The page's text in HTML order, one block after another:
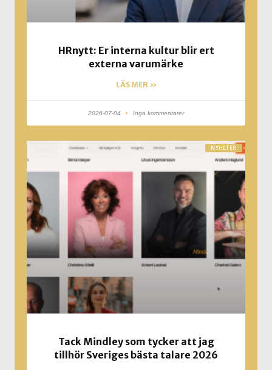
HRnytt: Er interna kultur blir ert
externa varumärke
LÄS MER »
2026-07-04 Inga kommentarer
NYHETER
Tack Mindley som tycker att jag
tillhör Sveriges bästa talare 2026